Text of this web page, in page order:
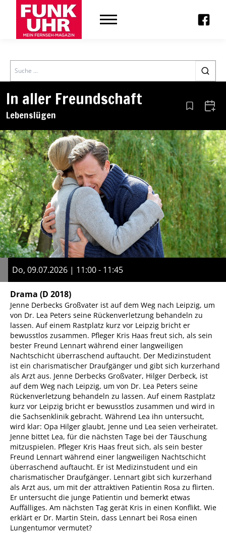
Search
In aller Freundschaft
Lebenslügen Aus den
Do, 09.07.2026 | 11:00 - 11:45
Drama (D 2018)
Jenne Derbecks Großvater ist auf dem Weg nach Leipzig, um
von Dr. Lea Peters seine Rückenverletzung behandeln zu
lassen. Auf einem Rastplatz kurz vor Leipzig bricht er
bewusstlos zusammen. Pfleger Kris Haas freut sich, als sein
bester Freund Lennart während einer langweiligen
Nachtschicht überraschend auftaucht. Der Medizinstudent
ist ein charismatischer Draufgänger und gibt sich kurzerhand
als Arzt aus. Jenne Derbecks Großvater, Hilger Derbeck, ist
auf dem Weg nach Leipzig, um von Dr. Lea Peters seine
Rückenverletzung behandeln zu lassen. Auf einem Rastplatz
kurz vor Leipzig bricht er bewusstlos zusammen und wird in
die Sachsenklinik gebracht. Während Lea ihn untersucht,
wird klar: Opa Hilger glaubt, Jenne und Lea seien verheiratet.
Jenne bittet Lea, für die nächsten Tage bei der Täuschung
mitzuspielen. Pfleger Kris Haas freut sich, als sein bester
Freund Lennart während einer langweiligen Nachtschicht
überraschend auftaucht. Er ist Medizinstudent und ein
charismatischer Draufgänger. Lennart gibt sich kurzerhand
als Arzt aus, um mit der attraktiven Patientin Rosa zu flirten.
Er untersucht die junge Patientin und bemerkt etwas
Auffälliges. Am nächsten Tag gerät Kris in einen Konflikt. Wie
erklärt er Dr. Martin Stein, dass Lennart bei Rosa einen
Lungentumor vermutet?